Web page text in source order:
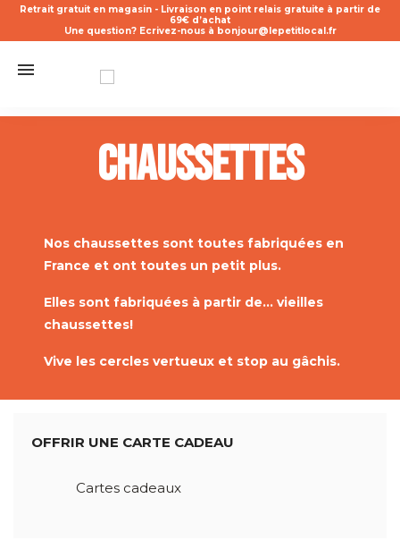
Retrait gratuit en magasin - Livraison en point relais gratuite à partir de
69€ d’achat
Une question? Ecrivez-nous à bonjour@lepetitlocal.fr
Chaussettes
Nos chaussettes sont toutes fabriquées en
France et ont toutes un petit plus.
Elles sont fabriquées à partir de... vieilles
chaussettes!
Vive les cercles vertueux et stop au gâchis.
OFFRIR UNE CARTE CADEAU
Cartes cadeaux